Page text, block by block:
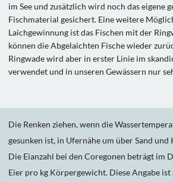
im See und zusätzlich wird noch das eigene
Fischmaterial gesichert. Eine weitere
Laichgewinnung ist das Fischen mit der
können die Abgelaichten Fische wieder
Ringwade wird aber in erster Linie im
verwendet und in unseren Gewässern nur
Die Renken ziehen, wenn die
gesunken ist, in Ufernähe um über Sand und
Die Eianzahl bei den Coregonen beträgt im
Eier pro kg Körpergewicht. Diese Angabe